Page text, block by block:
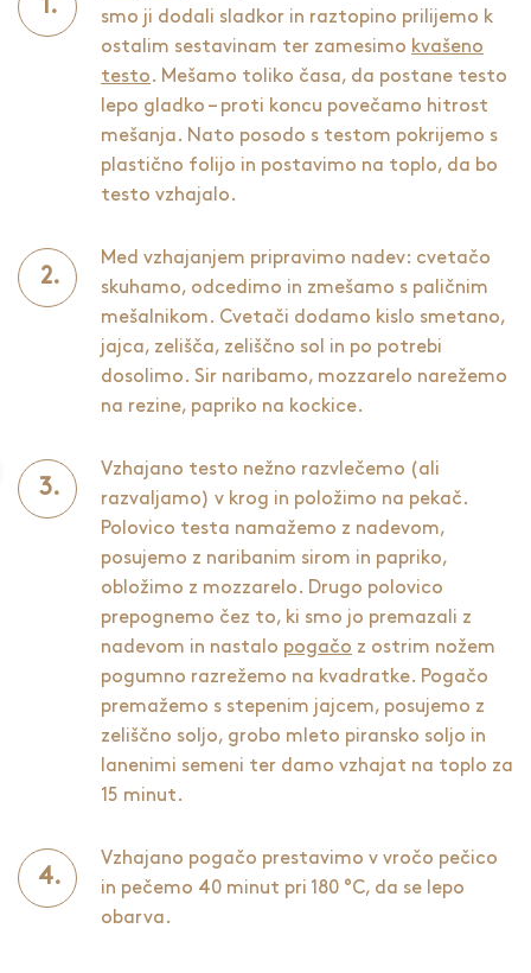
smo ji dodali sladkor in raztopino prilijemo k
ostalim sestavinam ter zamesimo kvašeno
testo . Mešamo toliko časa, da postane testo
lepo gladko – proti koncu povečamo hitrost
mešanja. Nato posodo s testom pokrijemo s
plastično folijo in postavimo na toplo, da bo
testo vzhajalo.
Med vzhajanjem pripravimo nadev: cvetačo
skuhamo, odcedimo in zmešamo s paličnim
mešalnikom. Cvetači dodamo kislo smetano,
jajca, zelišča, zeliščno sol in po potrebi
dosolimo. Sir naribamo, mozzarelo narežemo
na rezine, papriko na kockice.
Vzhajano testo nežno razvlečemo (ali
razvaljamo) v krog in položimo na pekač.
Polovico testa namažemo z nadevom,
posujemo z naribanim sirom in papriko,
obložimo z mozzarelo. Drugo polovico
prepognemo čez to, ki smo jo premazali z
nadevom in nastalo pogačo z ostrim nožem
pogumno razrežemo na kvadratke. Pogačo
premažemo s stepenim jajcem, posujemo z
zeliščno soljo, grobo mleto piransko soljo in
lanenimi semeni ter damo vzhajat na toplo za
15 minut.
Vzhajano pogačo prestavimo v vročo pečico
in pečemo 40 minut pri 180 °C, da se lepo
obarva.